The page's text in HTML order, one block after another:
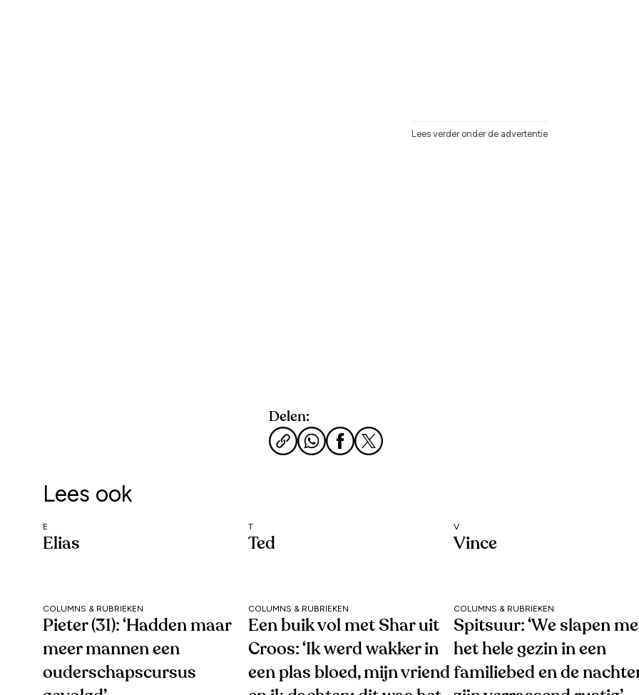
Lees verder onder de advertentie
Delen:
Lees ook
E
Elias
T
Ted
V
Vince
COLUMNS & RUBRIEKEN
Pieter (31): ‘Hadden maar
meer mannen een
ouderschapscursus
COLUMNS & RUBRIEKEN
Een buik vol met Shar uit
Croos: ‘Ik werd wakker in
een plas bloed, mijn vriend
COLUMNS & RUBRIEKEN
Spitsuur: ‘We slapen
het hele gezin in een
familiebed en de